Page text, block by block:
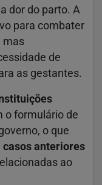
dor do parto. A
para combater
mas
de
as gestantes.
o formulário de
o que
casos anteriores
ao